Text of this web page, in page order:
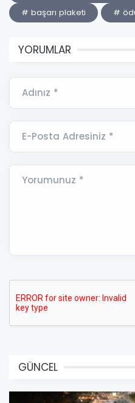
# başarı plaketi
#
YORUMLAR
Adınız *
E-Posta Adresiniz *
Yorumunuz *
GÜNCEL